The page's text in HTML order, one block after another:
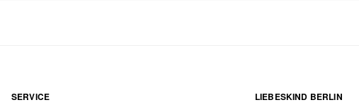
SERVICE LIEBESKIND BERLIN